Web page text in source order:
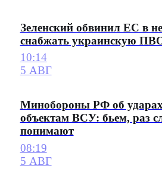
Зеленский обвинил ЕС в
снабжать украинскую
10:14
5 АВГ
Минобороны РФ об
объектам ВСУ: бьем, раз
понимают
08:19
5 АВГ